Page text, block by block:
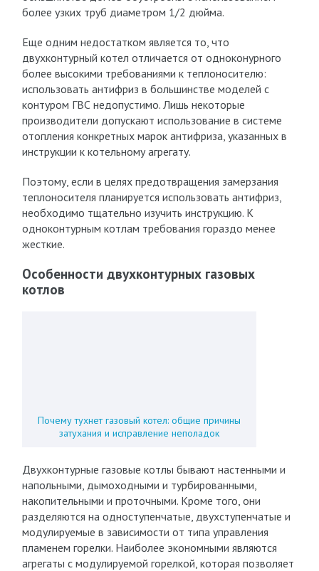
более узких труб диаметром 1/2 дюйма.
Еще одним недостатком является то, что
двухконтурный котел отличается от одноконурного
более высокими требованиями к теплоносителю:
использовать антифриз в большинстве моделей с
контуром ГВС недопустимо. Лишь некоторые
производители допускают использование в системе
отопления конкретных марок антифриза, указанных в
инструкции к котельному агрегату.
Поэтому, если в целях предотвращения замерзания
теплоносителя планируется использовать антифриз,
необходимо тщательно изучить инструкцию. К
одноконтурным котлам требования гораздо менее
жесткие.
Особенности двухконтурных газовых
котлов
Почему тухнет газовый котел: общие причины
затухания и исправление неполадок
Двухконтурные газовые котлы бывают настенными и
напольными, дымоходными и турбированными,
накопительными и проточными. Кроме того, они
разделяются на одноступенчатые, двухступенчатые и
модулируемые в зависимости от типа управления
пламенем горелки. Наиболее экономными являются
агрегаты с модулируемой горелкой, которая позволяет